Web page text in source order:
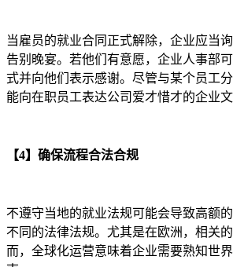
当雇员的就业合同正式解除，企业应当
告别晚宴。若他们有意愿，企业人事部
式并向他们表示感谢。尽管与某个员工
能向在职员工表达公司爱才惜才的企业
【4】确保流程合法合规
不遵守当地的就业法规可能会导致高额
不同的法律法规。尤其是在欧洲，相关
而，全球化运营意味着企业需要熟知世